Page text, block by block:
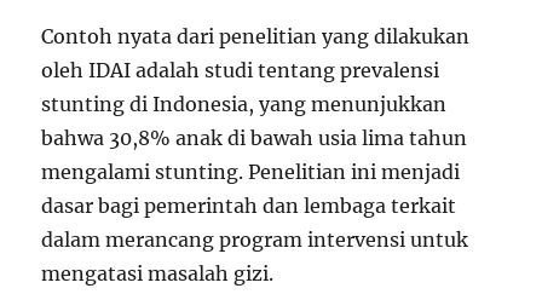
Contoh nyata dari penelitian yang dilakukan
oleh IDAI adalah studi tentang prevalensi
stunting di Indonesia, yang menunjukkan
bahwa 30,8% anak di bawah usia lima tahun
mengalami stunting. Penelitian ini menjadi
dasar bagi pemerintah dan lembaga terkait
dalam merancang program intervensi untuk
mengatasi masalah gizi.